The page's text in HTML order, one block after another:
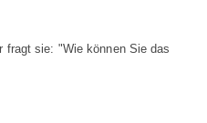
fragt sie: "Wie können Sie das